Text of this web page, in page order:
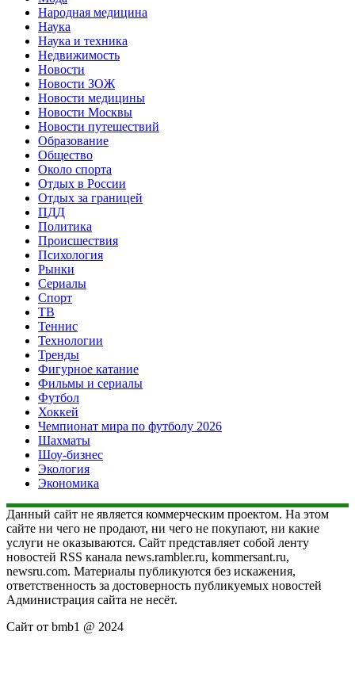
Народная медицина
Наука
Наука и техника
Недвижимость
Новости
Новости ЗОЖ
Новости медицины
Новости Москвы
Новости путешествий
Образование
Общество
Около спорта
Отдых в России
Отдых за границей
ПДД
Политика
Происшествия
Психология
Рынки
Сериалы
Спорт
ТВ
Теннис
Технологии
Тренды
Фигурное катание
Фильмы и сериалы
Футбол
Хоккей
Чемпионат мира по футболу 2026
Шахматы
Шоу-бизнес
Экология
Экономика
Данный сайт не является коммерческим проектом. На этом
сайте ни чего не продают, ни чего не покупают, ни какие
услуги не оказываются. Сайт представляет собой ленту
новостей RSS канала news.rambler.ru, kommersant.ru,
newsru.com. Материалы публикуются без искажения,
ответственность за достоверность публикуемых новостей
Администрация сайта не несёт.
Сайт от bmb1 @ 2024